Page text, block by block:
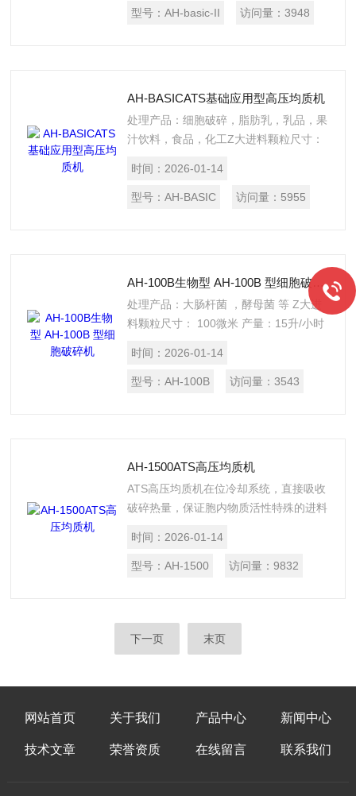
30ml$n马达功率：2.2kW/380v/50hz$n
型号： AH-basic-II 访问量： 3948
AH-BASICATS基础应用型高压均质机
处理产品：细胞破碎，脂肪乳，乳品，果
汁饮料，食品，化工Z大进料颗粒尺寸：
作压力 ：1200barZ小处理量：30ml马达
功率：2.2kW/380v/50hz重量：110kg
时间： 2026-01-14
型号： AH-BASIC 访问量： 5955
AH-100B生物型 AH-100B 型细胞破碎机
处理产品：大肠杆菌 ，酵母菌 等 Z大进
料颗粒尺寸： 100微米 产量：15升/小时
1500bar/22500psiZ小处理量：50ml马达
功率：2.2kW/380v/50hz重量：110kg
时间： 2026-01-14
型号： AH-100B 访问量： 3543
AH-1500ATS高压均质机
ATS高压均质机在位冷却系统，直接吸收
破碎热量，保证胞内物质活性特殊的进料
大肠杆菌一遍可达95%以上可选配冷却盘
管，以保证更高的生物活性。
时间： 2026-01-14
型号： AH-1500 访问量： 9832
下一页 末页
网站首页 关于我们 产品中心 新闻中心
技术文章 荣誉资质 在线留言 联系我们